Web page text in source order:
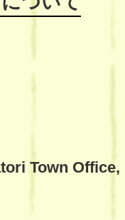
Town Office,